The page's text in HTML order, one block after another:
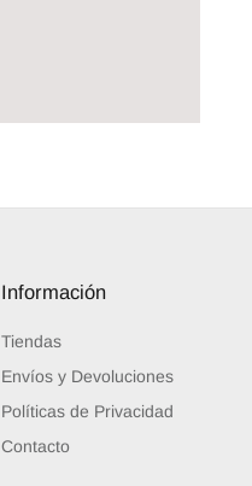
Información
Tiendas
Envíos y Devoluciones
Políticas de Privacidad
Contacto